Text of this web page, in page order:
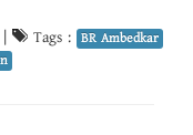
| Tags : BR Ambedkar